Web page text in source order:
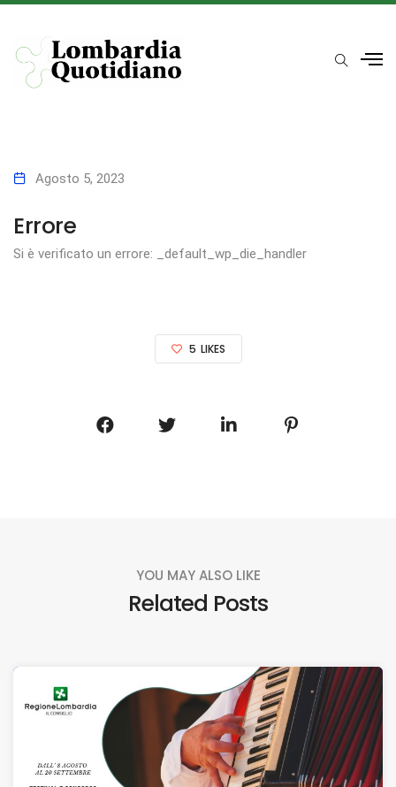
Agosto 5, 2023
Errore
Si è verificato un errore: _default_wp_die_handler
5 LIKES
YOU MAY ALSO LIKE
Related Posts